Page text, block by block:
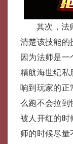
其次，法
清楚该技能的
因为法师是
精航海世纪私
响到玩家的正
么跑不会拉到
被人开红的时
师的时候尽量